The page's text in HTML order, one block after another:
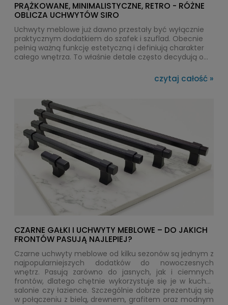
PRĄŻKOWANE, MINIMALISTYCZNE, RETRO - RÓŻNE
OBLICZA UCHWYTÓW SIRO
Uchwyty meblowe już dawno przestały być wyłącznie
praktycznym dodatkiem do szafek i szuflad. Obecnie
pełnią ważną funkcję estetyczną i definiują charakter
całego wnętrza. To właśnie detale często decydują o
czy klasycznie. Wśród najpopularniejszych trendów
dużym zainteresowaniem cieszą się prążkowane
inspirowane stylistyką retro. Marka SIRO doskonale
wpisuje się w te kierunki, oferując akcesoria łączące
unikalny design, wygodę użytkowania i wysoką jakość
wykonania.
czytaj całość »
CZARNE GAŁKI I UCHWYTY MEBLOWE – DO JAKICH
FRONTÓW PASUJĄ NAJLEPIEJ?
Czarne uchwyty meblowe od kilku sezonów są jednym z
najpopularniejszych dodatków do nowoczesnych
wnętrz. Pasują zarówno do jasnych, jak i ciemnych
frontów, dlatego chętnie wykorzystuje się je w kuchni,
salonie czy łazience. Szczególnie dobrze prezentują się
w połączeniu z bielą, drewnem, grafitem oraz modnym